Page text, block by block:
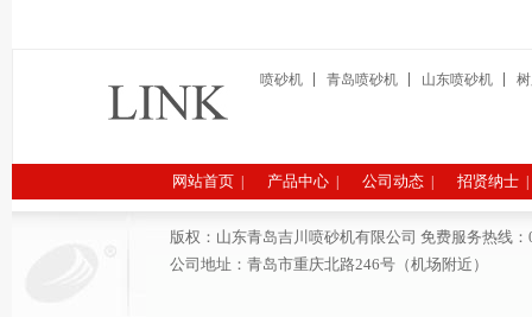
喷砂机 青岛喷砂机 山东喷砂机
网站首页 产品中心 公司动态 招贤纳士
版权：山东青岛吉川喷砂机有限公司 免费服务热线
公司地址：青岛市重庆北路246号（机场附近）